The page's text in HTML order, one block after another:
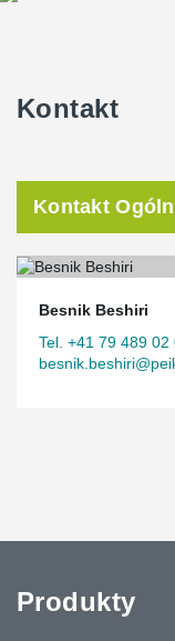
Kontakt
Kontakt
Besnik Beshiri
Tel. +41 79 489 02
Produkty